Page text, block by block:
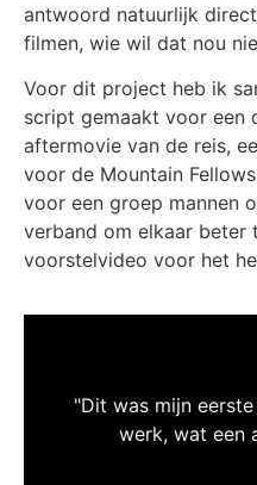
antwoord natuurlijk
filmen, wie wil dat nou
Voor dit project heb ik
script gemaakt voor een
aftermovie van de reis,
voor de Mountain
voor een groep mannen
verband om elkaar beter
voorstelvideo voor het
"Dit was mijn
werk, wat een